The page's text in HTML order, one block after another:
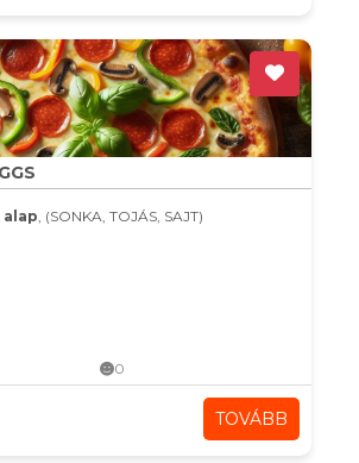
, (SONKA, TOJÁS, SAJT)
0
TOVÁBB